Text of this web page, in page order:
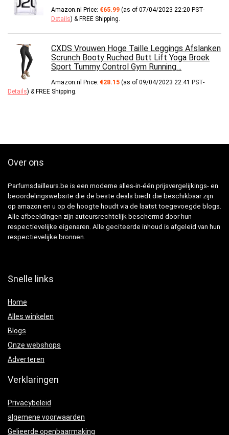
Amazon.nl Price: €65.99 (as of 07/04/2023 22:20 PST-
Details) & FREE Shipping.
CXDS Vrouwen Hoge Taille Leggings Afslanken
Scrunch Booty Ruched Butt Lift Yoga Broek
Sport Tummy Control Gym Running…
Amazon.nl Price: €28.15 (as of 09/04/2023 22:41 PST-
Details) & FREE Shipping.
Over ons
Parfumsdailleurs.be is een moderne alles-in-één prijsvergelijkings- en
beoordelingswebsite die de beste deals biedt die beschikbaar zijn
op amazon en u op de hoogte houdt via de laatst toegevoegde blogs.
Alle afbeeldingen zijn auteursrechtelijk beschermd door hun
respectievelijke eigenaren. Alle geciteerde inhoud is afgeleid van hun
respectievelijke bronnen.
Snelle links
Home
Alles winkelen
Blogs
Onze webshops
Adverteren
Verklaringen
Privacybeleid
algemene voorwaarden
Gelieerde openbaarmaking